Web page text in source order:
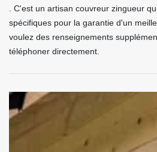
. C'est un artisan couvreur zingueur
spécifiques pour la garantie d'un
voulez des renseignements
téléphoner directement.